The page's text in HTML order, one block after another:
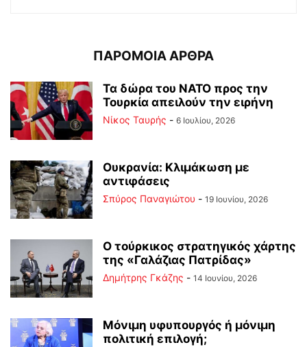
ΠΑΡΟΜΟΙΑ ΑΡΘΡΑ
Τα δώρα του ΝΑΤΟ προς την
Τουρκία απειλούν την ειρήνη
Νίκος Ταυρής - 6 Ιουλίου, 2026
Ουκρανία: Κλιμάκωση με
αντιφάσεις
Σπύρος Παναγιώτου - 19 Ιουνίου, 2026
Ο τούρκικος στρατηγικός χάρτης
της «Γαλάζιας Πατρίδας»
Δημήτρης Γκάζης - 14 Ιουνίου, 2026
Μόνιμη υφυπουργός ή μόνιμη
πολιτική επιλογή;